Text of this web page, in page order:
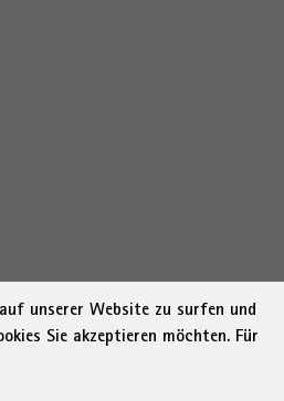
unserer Website zu surfen und
Sie akzeptieren möchten. Für